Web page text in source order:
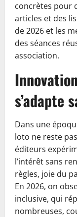
concrètes pour
articles et des
de 2026 et les
des séances
association.
s’adapte
Dans une
loto ne reste
éditeurs
l’intérêt sans
règles, joie du
En 2026, on
inclusive, qui
nombreuses,